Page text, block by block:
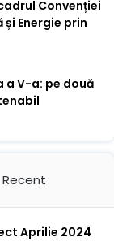
Convenției
Energie prin
a V-a: pe două
Recent
Aprilie 2024